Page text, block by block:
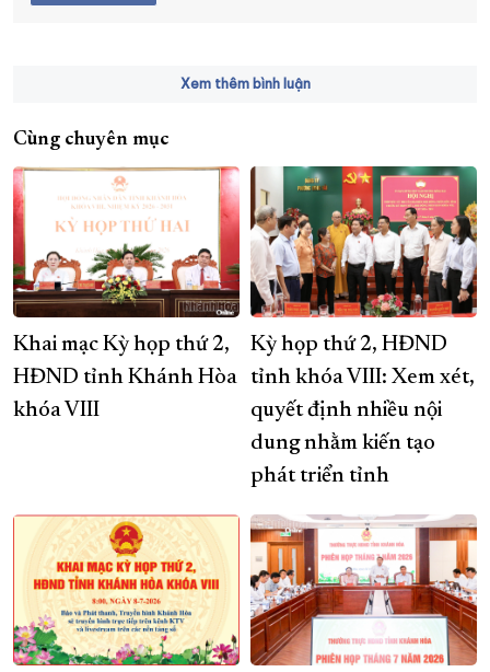
Xem thêm bình luận
Cùng chuyên mục
Khai mạc Kỳ họp thứ 2,
HĐND tỉnh Khánh Hòa
khóa VIII
Kỳ họp thứ 2, HĐND
tỉnh khóa VIII: Xem xét,
quyết định nhiều nội
dung nhằm kiến tạo
phát triển tỉnh